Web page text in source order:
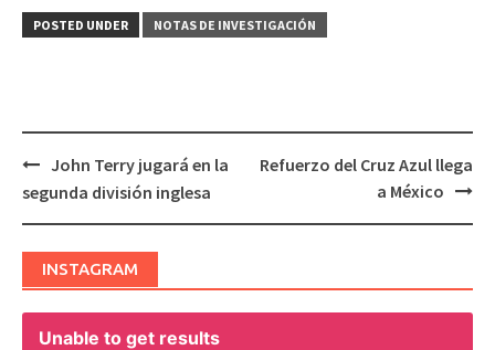
POSTED UNDER NOTAS DE INVESTIGACIÓN
Post
navigation
John Terry jugará en la
segunda división inglesa
Refuerzo del Cruz Azul llega
a México
INSTAGRAM
Unable to get results